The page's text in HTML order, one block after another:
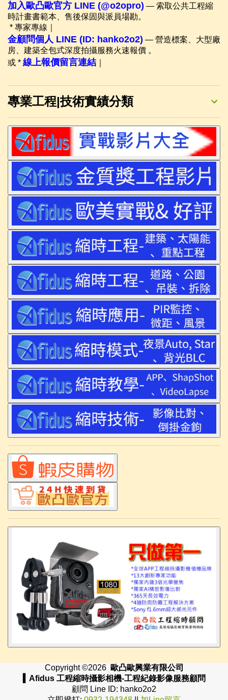
加入歐凸歐官方 LINE (@o2opro) — 索取公共工程縮
時計畫書範本、售後保固與派員場勘。
* 專家專線｜
金顧問個人 LINE (ID: hanko2o2) — 營造標案、大型廠
房、建築全包式深度拍攝服務火速報價 。
或 * 線上報價留言連結
專業工程|技術實績分類
Copyright ©2026 歐凸歐興業有限公司
▍Afidus 工程縮時攝影相機-工程紀錄影像服務顧問
顧問 Line ID: hanko2o2